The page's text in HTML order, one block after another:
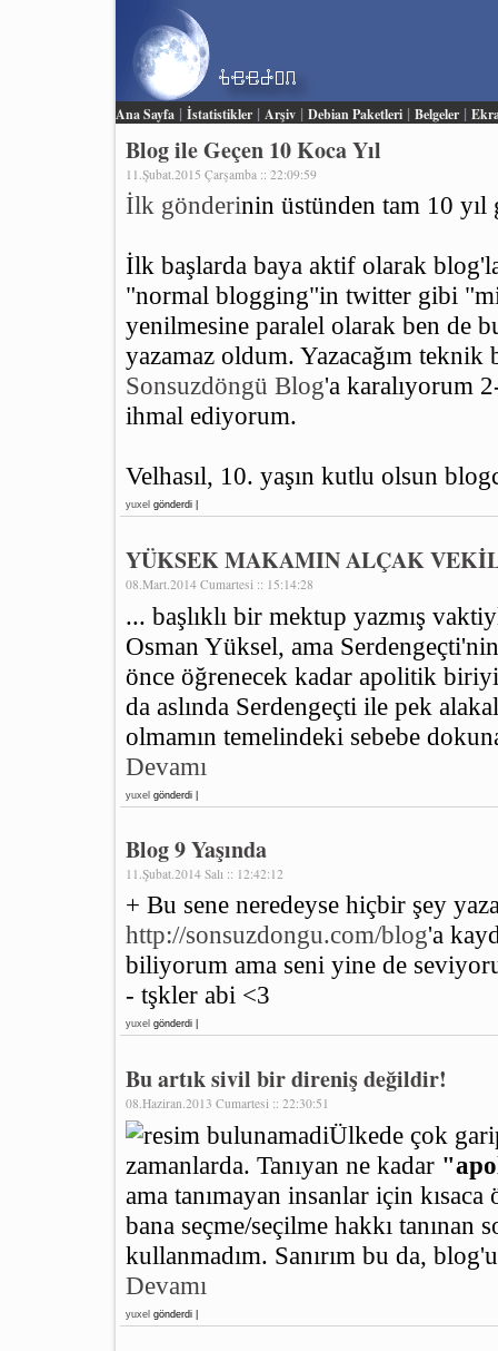
Ana Sayfa | İstatistikler | Arşiv | Debian Paketleri | Belgeler |
Blog ile Geçen 10 Koca Yıl
11.Şubat.2015 Çarşamba :: 22:09:59
İlk gönderinin üstünden tam 10 yıl
İlk başlarda baya aktif olarak
"normal blogging"in twitter gibi
yenilmesine paralel olarak ben de
yazamaz oldum. Yazacağım teknik
Sonsuzdöngü Blog'a karalıyorum
ihmal ediyorum.
Velhasıl, 10. yaşın kutlu olsun
yuxel gönderdi |
YÜKSEK MAKAMIN ALÇAK
08.Mart.2014 Cumartesi :: 15:14:28
... başlıklı bir mektup yazmış
Osman Yüksel, ama
önce öğrenecek kadar apolitik
da aslında Serdengeçti ile pek
olmamın temelindeki sebebe
Devamı
yuxel gönderdi |
Blog 9 Yaşında
11.Şubat.2014 Salı :: 12:42:12
+ Bu sene neredeyse hiçbir şey
http://sonsuzdongu.com/blog'a
biliyorum ama seni yine de
- tşkler abi <3
yuxel gönderdi |
Bu artık sivil bir direniş değildir!
08.Haziran.2013 Cumartesi :: 22:30:51
Ülkede çok
zamanlarda. Tanıyan ne kadar
ama tanımayan insanlar için
bana seçme/seçilme hakkı tanınan
kullanmadım. Sanırım bu da,
Devamı
yuxel gönderdi |